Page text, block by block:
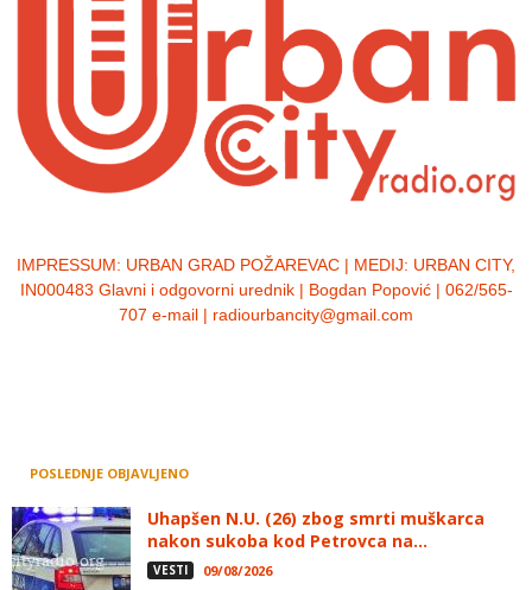
IMPRESSUM: URBAN GRAD POŽAREVAC | MEDIJ: URBAN CITY,
IN000483 Glavni i odgovorni urednik | Bogdan Popović | 062/565-
707 e-mail | radiourbancity@gmail.com
POSLEDNJE OBJAVLJENO
Uhapšen N.U. (26) zbog smrti muškarca
nakon sukoba kod Petrovca na...
VESTI 09/08/2026